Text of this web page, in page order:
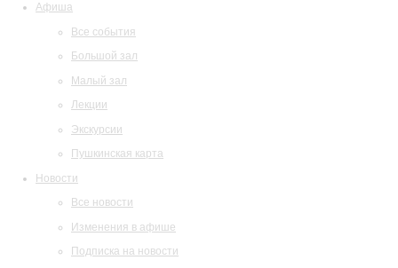
Афиша
Все события
Большой зал
Малый зал
Лекции
Экскурсии
Пушкинская карта
Новости
Все новости
Изменения в афише
Подписка на новости